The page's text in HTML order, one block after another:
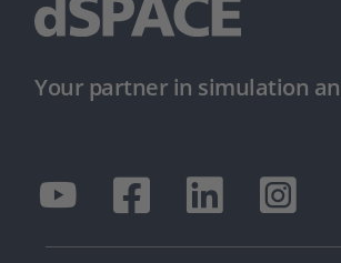
Your partner in simulation